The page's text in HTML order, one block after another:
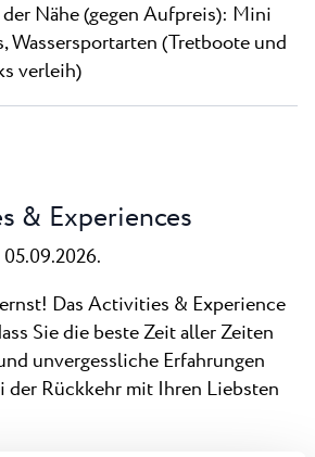
Nähe (gegen Aufpreis): Mini
Wassersportarten (Tretboote und
verleih)
& Experiences
Das Activities & Experience
Sie die beste Zeit aller Zeiten
unvergessliche Erfahrungen
der Rückkehr mit Ihren Liebsten